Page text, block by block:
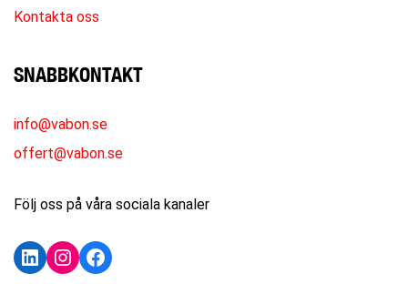
Kontakta oss
SNABBKONTAKT
info@vabon.se
offert@vabon.se
Följ oss på våra sociala kanaler
LinkedIn
Instagram
Facebook